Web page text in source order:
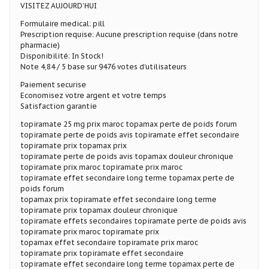
VISITEZ AUJOURD’HUI
Formulaire medical: pill
Prescription requise: Aucune prescription requise (dans notre
pharmacie)
Disponibilité: In Stock!
Note 4,84 / 5 base sur 9476 votes d’utilisateurs
Paiement securise
Economisez votre argent et votre temps
Satisfaction garantie
topiramate 25 mg prix maroc topamax perte de poids forum
topiramate perte de poids avis topiramate effet secondaire
topiramate prix topamax prix
topiramate perte de poids avis topamax douleur chronique
topiramate prix maroc topiramate prix maroc
topiramate effet secondaire long terme topamax perte de
poids forum
topamax prix topiramate effet secondaire long terme
topiramate prix topamax douleur chronique
topiramate effets secondaires topiramate perte de poids avis
topiramate prix maroc topiramate prix
topamax effet secondaire topiramate prix maroc
topiramate prix topiramate effet secondaire
topiramate effet secondaire long terme topamax perte de